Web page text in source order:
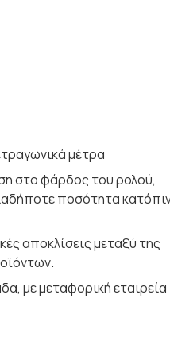
μέτρα
στο φάρδος του ρολού,
ποσότητα
αποκλίσεις μεταξύ της
με μεταφορική εταιρεία